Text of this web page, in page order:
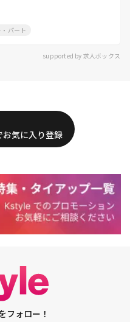
パート
supported by 求人ボックス
気に入り登録
フォロー！